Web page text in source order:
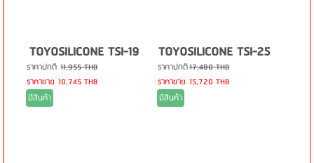
TOYOSILICONE TSI-19
ราคาปกติ 11,955 THB
ราคาขาย 10,745 THB
มีสินค้า
TOYOSILICONE TSI-25
ราคาปกติ17,480 THB
ราคาขาย 15,720 THB
มีสินค้า